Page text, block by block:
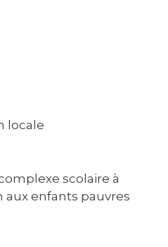
locale
scolaire à
aux enfants pauvres